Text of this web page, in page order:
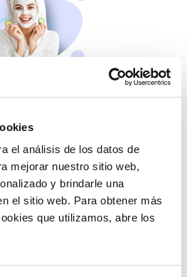
el análisis de los datos de
mejorar nuestro sitio web,
y brindarle una
el sitio web. Para obtener más
que utilizamos, abre los
Belleza